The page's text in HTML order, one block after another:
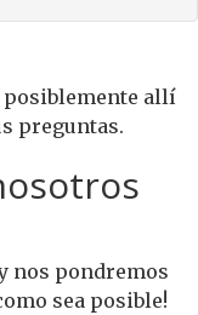
posiblemente allí
preguntas.
nos pondremos
sea posible!